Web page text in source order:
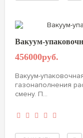
Вакуум-
456000руб.
Вакуум-
газонаполнения
смену. П...